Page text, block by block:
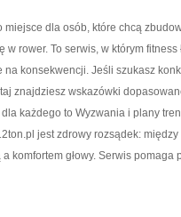
miejsce dla osób, które chcą
w rower. To serwis, w którym
na konsekwencji. Jeśli szukasz
znajdziesz wskazówki
dla każdego to Wyzwania i plany
jest zdrowy rozsądek:
komfortem głowy. Serwis